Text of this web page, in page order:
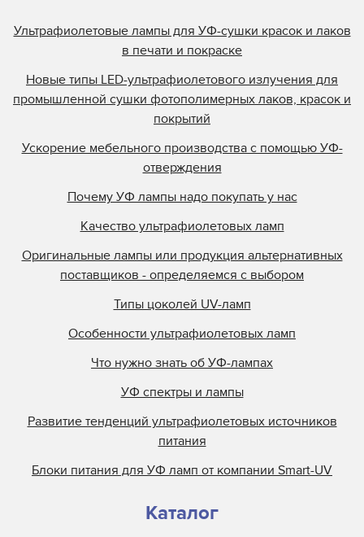
Ультрафиолетовые лампы для УФ-сушки красок и лаков
в печати и покраске
Новые типы LED-ультрафиолетового излучения для
промышленной сушки фотополимерных лаков, красок и
покрытий
Ускорение мебельного производства с помощью УФ-
отверждения
Почему УФ лампы надо покупать у нас
Качество ультрафиолетовых ламп
Оригинальные лампы или продукция альтернативных
поставщиков - определяемся с выбором
Типы цоколей UV-ламп
Особенности ультрафиолетовых ламп
Что нужно знать об УФ-лампах
УФ спектры и лампы
Развитие тенденций ультрафиолетовых источников
питания
Блоки питания для УФ ламп от компании Smart-UV
Каталог